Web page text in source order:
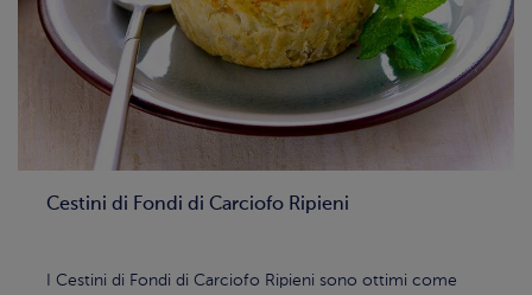
Cestini di Fondi di Carciofo Ripieni
I Cestini di Fondi di Carciofo Ripieni sono ottimi come